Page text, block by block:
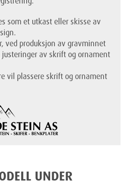
som et utkast eller skisse av
ved produksjon av gravminnet
av skrift og ornament
vil plassere skrift og ornament
UNDER